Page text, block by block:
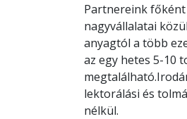
Partnereink főként
nagyvállalatai
anyagtól a több
az egy hetes 5-10
lektorálási és
nélkül.